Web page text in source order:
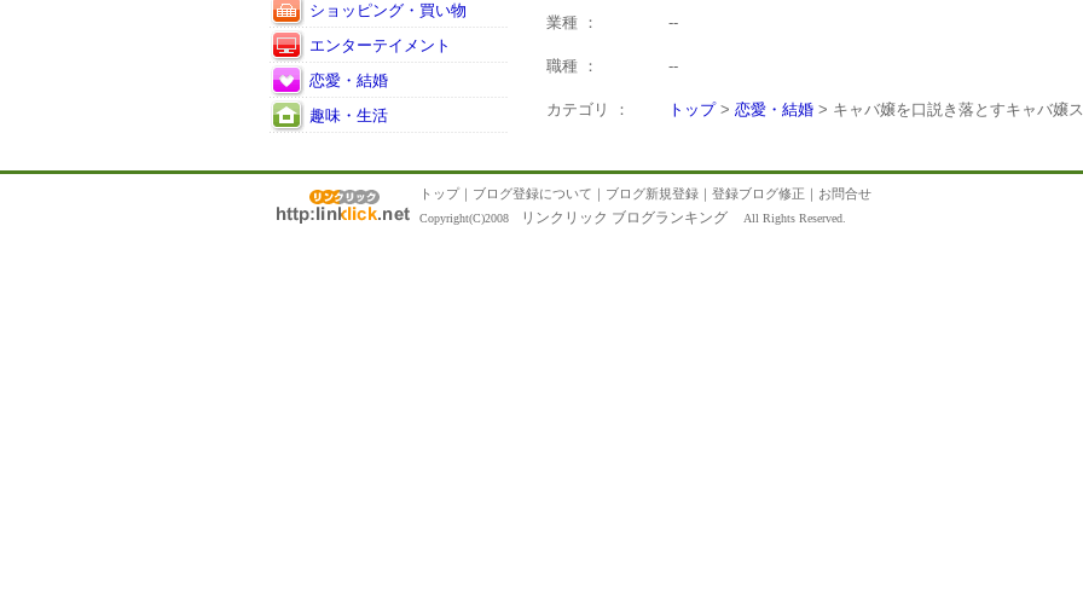
ショッピング・買い物
エンターテイメント
恋愛・結婚
趣味・生活
業種 ： --
職種 ： --
カテゴリ ： トップ> 恋愛・結婚 > キャバ嬢を口説き落とすキャバ嬢
トップ｜ ブログ登録について ｜ ブログ新規登録 ｜ 登録ブログ修正 ｜ お問合せ
Copyright(C)2008 リンクリック ブログランキング All Rights Reserved.